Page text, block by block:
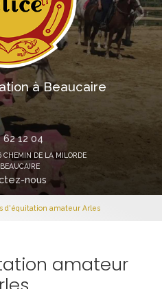
à Beaucaire
62 12 04
CHEMIN DE LA MILORDE
nous
Next
d'équitation amateur Arles
amateur